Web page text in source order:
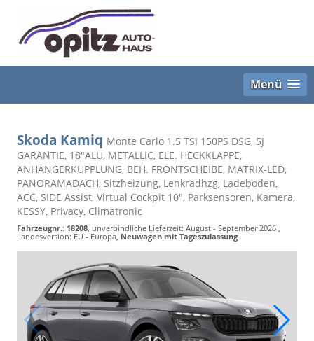
Menü
Skoda Kamiq Monte Carlo 1.5 TSI 150PS DSG, 5J
GARANTIE, 18"ALU, METALLIC, ELE. HECKKLAPPE,
ANHÄNGERKUPPLUNG, BEH. FRONTSCHEIBE, MATRIX-LED,
PANORAMADACH, Sitzheizung, Lenkradhzg, Ladeboden,
ACC, SIDE Assist, Virtual Cockpit 10", Parksensoren, Kamera,
KESSY, Privacy, Climatronic
Fahrzeugnr.: 18208, unverbindliche Lieferzeit: August - September 2026 ,
Landesversion: EU - Europa, Neuwagen mit Tageszulassung